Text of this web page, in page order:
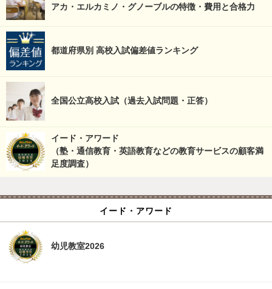
アカ・エルカミノ・グノーブルの特徴・費用と合格力
都道府県別 高校入試偏差値ランキング
全国公立高校入試（過去入試問題・正答）
イード・アワード
（塾・通信教育・英語教育などの教育サービスの顧客満
足度調査）
イード・アワード
幼児教室2026